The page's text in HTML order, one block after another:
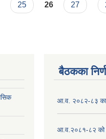
25 26 27
बैठकका
आ.व. २०८२-८३
आ.व.२०८१-८२ को